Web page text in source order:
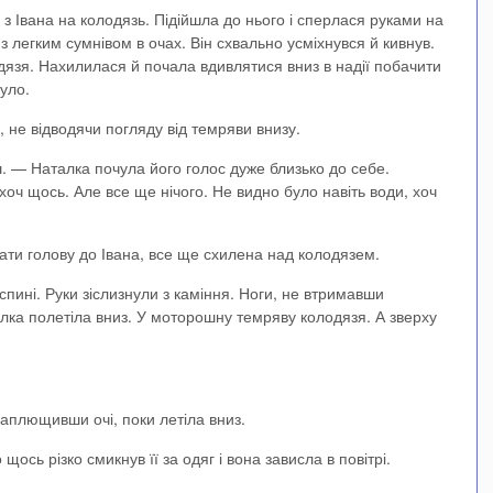
Івана на колодязь. Підійшла до нього і сперлася руками на
сумнівом в очах. Він схвально усміхнувся й кивнув.
Нахилилася й почала вдивлятися вниз в надії побачити
відводячи погляду від темряви внизу.
Наталка почула його голос дуже близько до себе.
щось. Але все ще нічого. Не видно було навіть води, хоч
голову до Івана, все ще схилена над колодязем.
Руки зіслизнули з каміння. Ноги, не втримавши
полетіла вниз. У моторошну темряву колодязя. А зверху
очі, поки летіла вниз.
різко смикнув її за одяг і вона зависла в повітрі.